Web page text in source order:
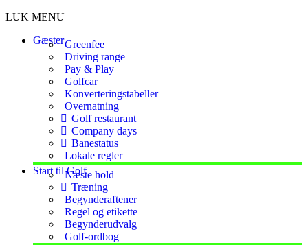
LUK MENU
GæsterGreenfee
Driving range
Pay & Play
Golfcar
Konverteringstabeller
Overnatning
Golf restaurant
Company days
Banestatus
Lokale regler
Start til GolfNæste hold
Træning
Begynderaftener
Regel og etikette
Begynderudvalg
Golf-ordbog